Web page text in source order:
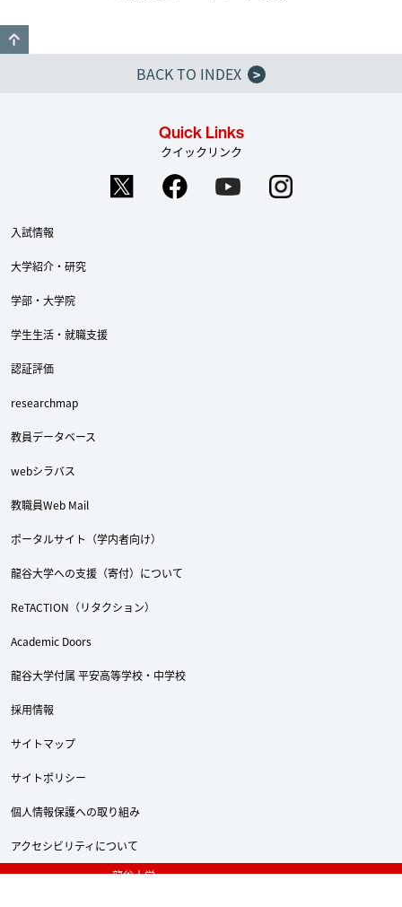
BACK TO INDEX
>
Quick Links
クイックリンク
入試情報
大学紹介・研究
学部・大学院
学生生活・就職支援
認証評価
researchmap
教員データベース
webシラバス
教職員Web Mail
ポータルサイト（学内者向け）
龍谷大学への支援（寄付）について
ReTACTION（リタクション）
Academic Doors
龍谷大学付属 平安高等学校・中学校
採用情報
サイトマップ
サイトポリシー
個人情報保護への取り組み
アクセシビリティについて
龍谷大学